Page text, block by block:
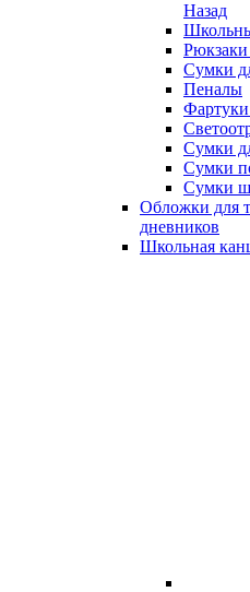
Назад
Сумки
Пеналы
Фартуки
Сумки
Сумки
Сумки
Обложки для
дневников
Школьная